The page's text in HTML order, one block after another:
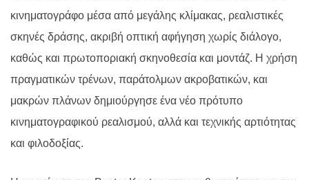
κινηματογράφο μέσα από μεγάλης κλίμακας, ρεαλιστικές
σκηνές δράσης, ακριβή οπτική αφήγηση χωρίς διάλογο,
καθώς και πρωτοποριακή σκηνοθεσία και μοντάζ. Η χρήση
πραγματικών τρένων, παράτολμων ακροβατικών, και
μακρών πλάνων δημιούργησε ένα νέο πρότυπο
κινηματογραφικού ρεαλισμού, αλλά και τεχνικής αρτιότητας
και φιλοδοξίας.